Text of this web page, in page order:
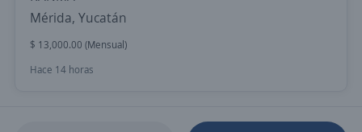
Mérida, Yucatán
$ 13,000.00 (Mensual)
Hace 14 horas